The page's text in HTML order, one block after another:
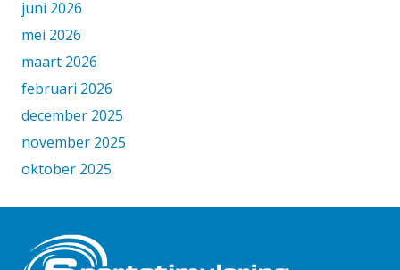
juni 2026
mei 2026
maart 2026
februari 2026
december 2025
november 2025
oktober 2025
juni 2025